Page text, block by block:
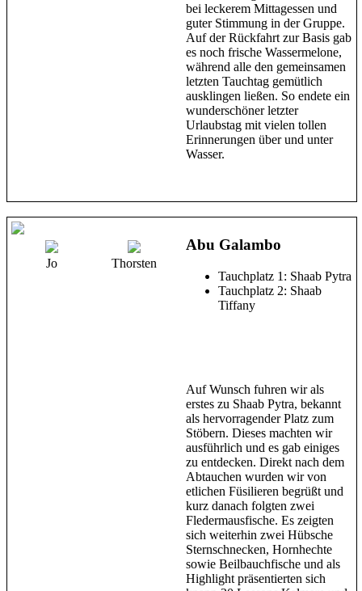
bei leckerem Mittagessen und
guter Stimmung in der Gruppe.
Auf der Rückfahrt zur Basis gab
es noch frische Wassermelone,
während alle den gemeinsamen
letzten Tauchtag gemütlich
ausklingen ließen. So endete ein
wunderschöner letzter
Urlaubstag mit vielen tollen
Erinnerungen über und unter
Wasser.
Jo Thorsten
Abu Galambo
Tauchplatz 1: Shaab Pytra
Tauchplatz 2: Shaab
Tiffany
Auf Wunsch fuhren wir als
erstes zu Shaab Pytra, bekannt
als hervorragender Platz zum
Stöbern. Dieses machten wir
ausführlich und es gab einiges
zu entdecken. Direkt nach dem
Abtauchen wurden wir von
etlichen Füsilieren begrüßt und
kurz danach folgten zwei
Fledermausfische. Es zeigten
sich weiterhin zwei Hübsche
Sternschnecken, Hornhechte
sowie Beilbauchfische und als
Highlight präsentierten sich